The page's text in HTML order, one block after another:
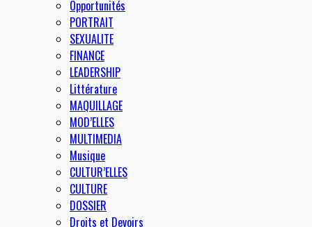
Opportunités
PORTRAIT
SEXUALITE
FINANCE
LEADERSHIP
Littérature
MAQUILLAGE
MOD’ELLES
MULTIMEDIA
Musique
CULTUR’ELLES
CULTURE
DOSSIER
Droits et Devoirs